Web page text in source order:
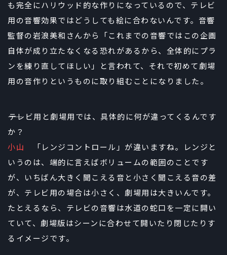
も完全にハリウッド的な作りになっているので、テレビ
用の音響効果ではどうしても絵に合わないんです。音響
監督の岩浪美和さんから「これまでの音響ではこの企画
自体が成り立たなくなる恐れがあるから、全体的にプラ
ンを練り直してほしい」と言われて、それで初めて劇場
用の音作りというものに取り組むことになりました。
――テレビ用と劇場用では、具体的に何が違ってくるんです
か？
小山 「レンジコントロール」が違いますね。レンジと
いうのは、端的に言えばボリュームの範囲のことです
が、いちばん大きく聞こえる音と小さく聞こえる音の差
が、テレビ用の場合は小さく、劇場用は大きいんです。
たとえるなら、テレビの音響は水道の蛇口を一定に開い
ていて、劇場版はシーンに合わせて開いたり閉じたりす
るイメージです。